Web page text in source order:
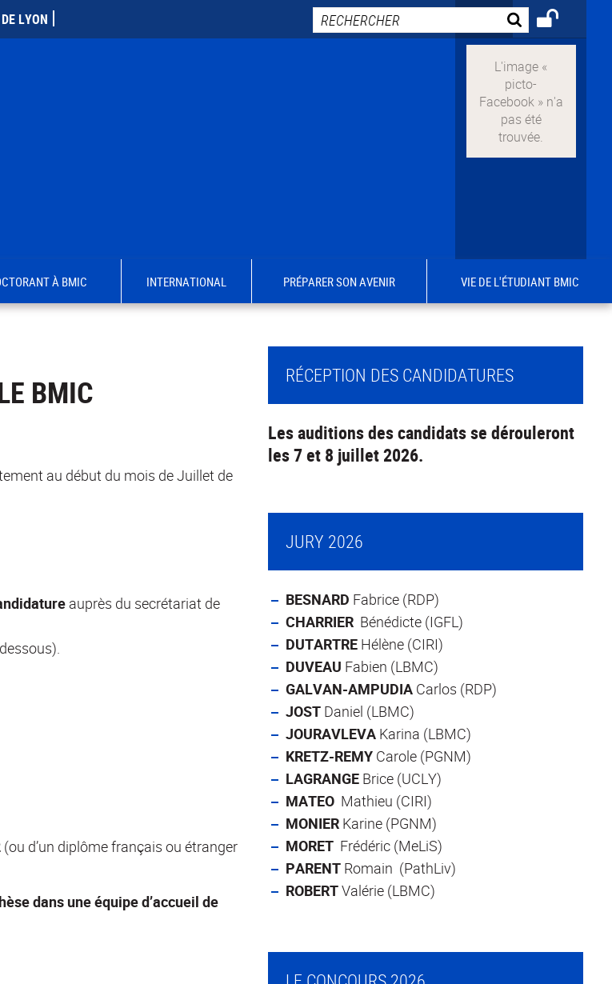
LYON
À BMIC INTERNATIONAL PRÉPARER SON AVENIR VIE DE L'ÉTUDIANT BMIC
BMIC
au début du mois de Juillet de
auprès du secrétariat de
(ou d’un diplôme français ou étranger
dans une équipe d’accueil de
RÉCEPTION DES CANDIDATURES
Les auditions des candidats se dérouleront
les 7 et 8 juillet 2026.
JURY 2026
BESNARD Fabrice (RDP)
CHARRIER Bénédicte (IGFL)
DUTARTRE Hélène (CIRI)
DUVEAU Fabien (LBMC)
GALVAN-AMPUDIA Carlos (RDP)
JOST Daniel (LBMC)
JOURAVLEVA Karina (LBMC)
KRETZ-REMY Carole (PGNM)
LAGRANGE Brice (UCLY)
MATEO Mathieu (CIRI)
MONIER Karine (PGNM)
MORET Frédéric (MeLiS)
PARENT Romain (PathLiv)
ROBERTValérie (LBMC)